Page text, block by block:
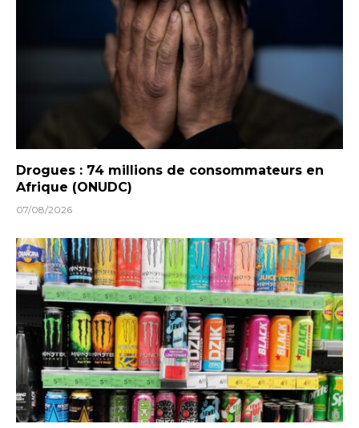
Drogues : 74 millions de consommateurs en
Afrique (ONUDC)
07/08/2026